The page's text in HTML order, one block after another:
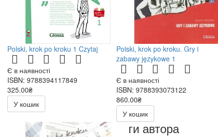
Polski, krok po kroku 1 Czytaj
Є в наявності
ISBN: 9788394117849
325.00₴
У кошик
Polski, krok po kroku. Gry i
zabawy językowe 1
Є в наявності
ISBN: 9788393073122
860.00₴
У кошик
Книги автора